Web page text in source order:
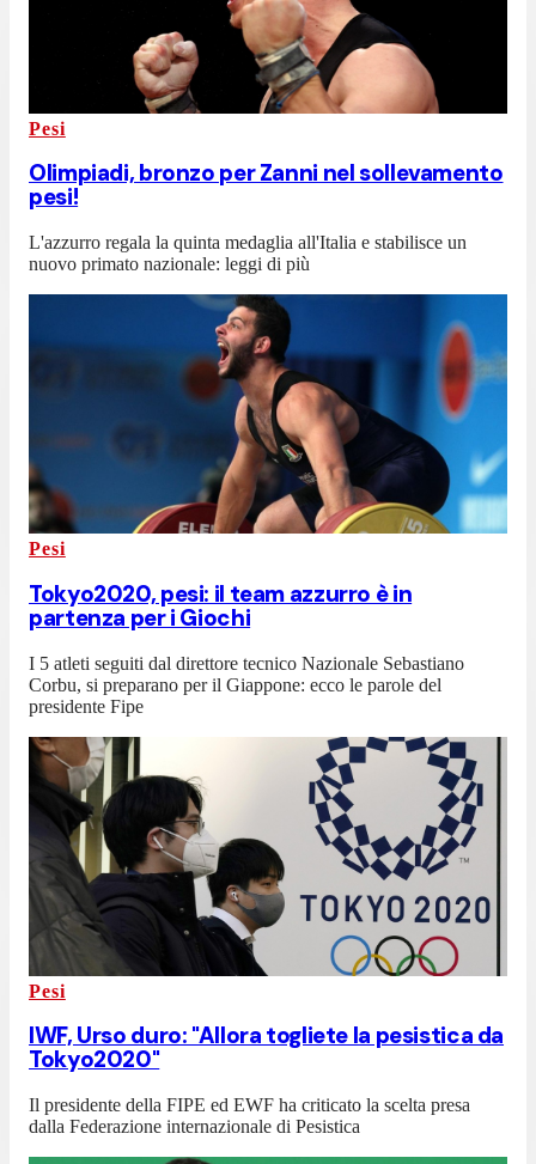
Pesi
Olimpiadi, bronzo per Zanni nel sollevamento
pesi!
L'azzurro regala la quinta medaglia all'Italia e stabilisce un
nuovo primato nazionale: leggi di più
Pesi
Tokyo2020, pesi: il team azzurro è in
partenza per i Giochi
I 5 atleti seguiti dal direttore tecnico Nazionale Sebastiano
Corbu, si preparano per il Giappone: ecco le parole del
presidente Fipe
Pesi
IWF, Urso duro: "Allora togliete la pesistica da
Tokyo2020"
Il presidente della FIPE ed EWF ha criticato la scelta presa
dalla Federazione internazionale di Pesistica